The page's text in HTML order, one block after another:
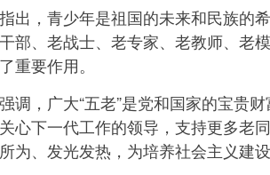
，青少年是祖国的未来和民族的
部、老战士、老专家、老教师、老
重要作用。
，广大“五老”是党和国家的宝贵财
心下一代工作的领导，支持更多老
为、发光发热，为培养社会主义建